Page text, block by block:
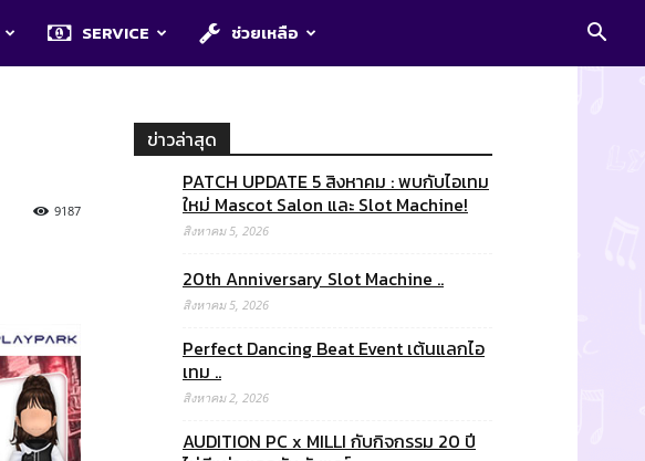
SERVICE ช่วยเหลือ
9187
ข่าวล่าสุด
PATCH UPDATE 5 สิงหาคม : พบกับไอเทม
ใหม่ Mascot Salon และ Slot Machine!
สิงหาคม 5, 2026
20th Anniversary Slot Machine ..
สิงหาคม 5, 2026
Perfect Dancing Beat Event เต้นแลกไอ
เทม ..
สิงหาคม 2, 2026
AUDITION PC x MILLI กับกิจกรรม 20 ปี